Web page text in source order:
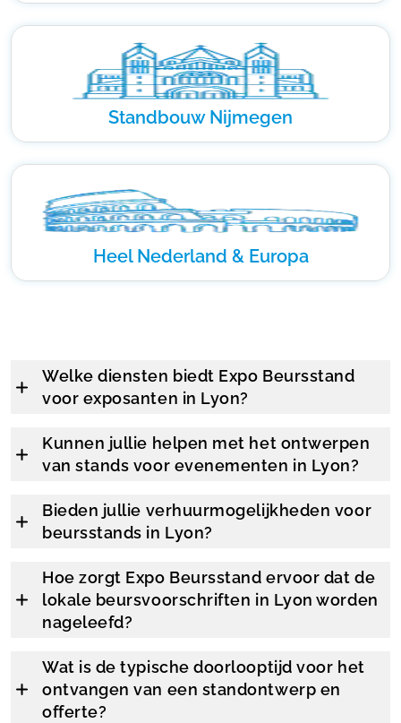
Standbouw Nijmegen
Heel Nederland & Europa
Welke diensten biedt Expo Beursstand
voor exposanten in Lyon?
Kunnen jullie helpen met het ontwerpen
van stands voor evenementen in Lyon?
Bieden jullie verhuurmogelijkheden voor
beursstands in Lyon?
Hoe zorgt Expo Beursstand ervoor dat de
lokale beursvoorschriften in Lyon worden
nageleefd?
Wat is de typische doorlooptijd voor het
ontvangen van een standontwerp en
offerte?